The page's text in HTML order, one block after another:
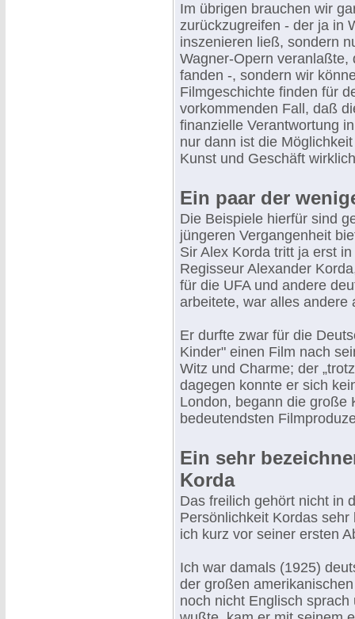
Im übrigen brauchen wir
zurückzugreifen - der ja in
inszenieren ließ, sondern
Wagner-Opern
fanden -, sondern wir
Filmgeschichte finden für
vorkommenden Fall, daß
finanzielle Verantwortung
nur dann ist die
Kunst und Geschäft
Ein paar der
Die Beispiele hierfür sind
jüngeren Vergangenheit
Sir Alex Korda tritt ja erst
Regisseur Alexander
für die UFA und andere
arbeitete, war alles andere
Er durfte zwar für die
Kinder" einen Film nach
Witz und Charme; der
dagegen konnte er sich
London, begann die große
bedeutendsten
Ein sehr
Korda
Das freilich gehört nicht in
Persönlichkeit Kordas
ich kurz vor seiner ersten
Ich war damals (1925)
der großen
noch nicht Englisch